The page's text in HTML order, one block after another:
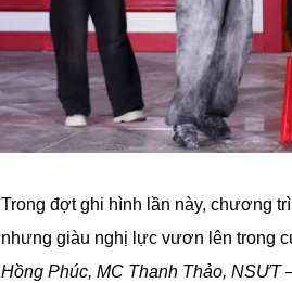
Trong đợt ghi hình lần này, chương
nhưng giàu nghị lực vươn lên trong
Hồng Phúc, MC Thanh Thảo, NSƯT